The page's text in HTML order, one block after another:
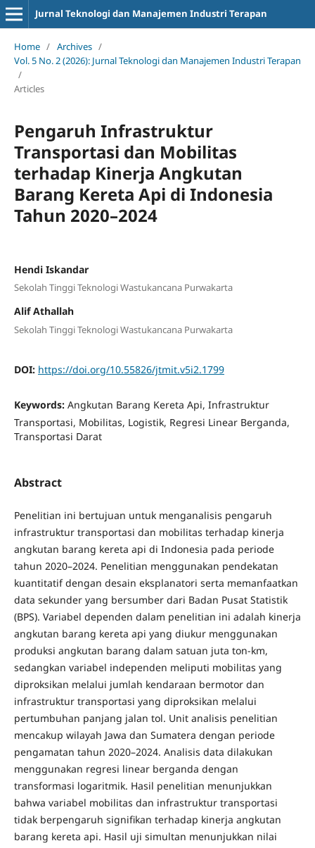
Jurnal Teknologi dan Manajemen Industri Terapan
Home / Archives /
Vol. 5 No. 2 (2026): Jurnal Teknologi dan Manajemen Industri Terapan
/
Articles
Pengaruh Infrastruktur
Transportasi dan Mobilitas
terhadap Kinerja Angkutan
Barang Kereta Api di Indonesia
Tahun 2020–2024
Hendi Iskandar
Sekolah Tinggi Teknologi Wastukancana Purwakarta
Alif Athallah
Sekolah Tinggi Teknologi Wastukancana Purwakarta
DOI: https://doi.org/10.55826/jtmit.v5i2.1799
Keywords: Angkutan Barang Kereta Api, Infrastruktur
Transportasi, Mobilitas, Logistik, Regresi Linear Berganda,
Transportasi Darat
Abstract
Penelitian ini bertujuan untuk menganalisis pengaruh
infrastruktur transportasi dan mobilitas terhadap kinerja
angkutan barang kereta api di Indonesia pada periode
tahun 2020–2024. Penelitian menggunakan pendekatan
kuantitatif dengan desain eksplanatori serta memanfaatkan
data sekunder yang bersumber dari Badan Pusat Statistik
(BPS). Variabel dependen dalam penelitian ini adalah kinerja
angkutan barang kereta api yang diukur menggunakan
produksi angkutan barang dalam satuan juta ton-km,
sedangkan variabel independen meliputi mobilitas yang
diproksikan melalui jumlah kendaraan bermotor dan
infrastruktur transportasi yang diproksikan melalui
pertumbuhan panjang jalan tol. Unit analisis penelitian
mencakup wilayah Jawa dan Sumatera dengan periode
pengamatan tahun 2020–2024. Analisis data dilakukan
menggunakan regresi linear berganda dengan
transformasi logaritmik. Hasil penelitian menunjukkan
bahwa variabel mobilitas dan infrastruktur transportasi
tidak berpengaruh signifikan terhadap kinerja angkutan
barang kereta api. Hasil uji simultan menunjukkan nilai